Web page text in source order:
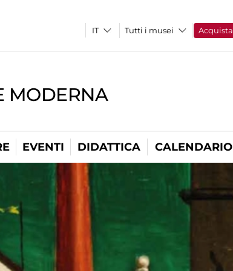
Tutti i musei Acquista
MODERNA
EVENTI DIDATTICA CALENDARIO